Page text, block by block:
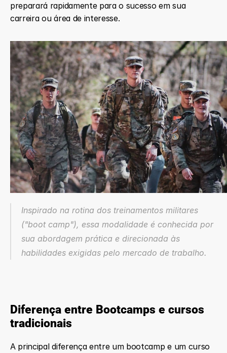
preparará rapidamente para o sucesso em sua
carreira ou área de interesse.
Inspirado na rotina dos treinamentos militares
("boot camp"), essa modalidade é conhecida por
sua abordagem prática e direcionada às
habilidades exigidas pelo mercado de trabalho.
Diferença entre Bootcamps e cursos
tradicionais
A principal diferença entre um bootcamp e um curso